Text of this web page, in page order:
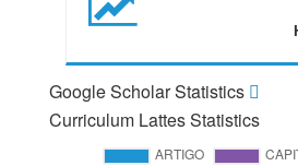
Google Scholar Statistics
Curriculum Lattes Statistics